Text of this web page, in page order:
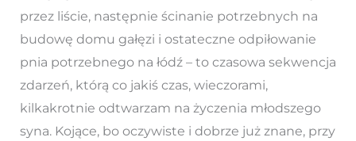
przez liście, następnie ścinanie potrzebnych na
budowę domu gałęzi i ostateczne odpiłowanie
pnia potrzebnego na łódź – to czasowa sekwencja
zdarzeń, którą co jakiś czas, wieczorami,
kilkakrotnie odtwarzam na życzenia młodszego
syna. Kojące, bo oczywiste i dobrze już znane, przy